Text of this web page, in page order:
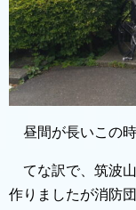
昼間が長いこの時
てな訳で、筑波
作りましたが消防